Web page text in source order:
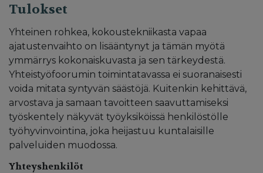
Tulokset
Yhteinen rohkea, kokoustekniikasta vapaa
ajatustenvaihto on lisääntynyt ja tämän myötä
ymmärrys kokonaiskuvasta ja sen tärkeydestä.
Yhteistyöfoorumin toimintatavassa ei suoranaisesti
voida mitata syntyvän säästöjä. Kuitenkin kehittävä,
arvostava ja samaan tavoitteen saavuttamiseksi
työskentely näkyvät työyksiköissä henkilöstölle
työhyvinvointina, joka heijastuu kuntalaisille
palveluiden muodossa.
Yhteyshenkilöt